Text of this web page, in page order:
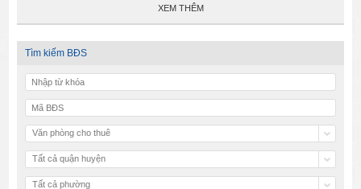
XEM THÊM
Tìm kiếm BĐS
Văn phòng cho thuê
Tất cả quận huyện
Tất cả phường